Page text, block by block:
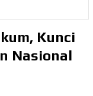
Kunci
Nasional